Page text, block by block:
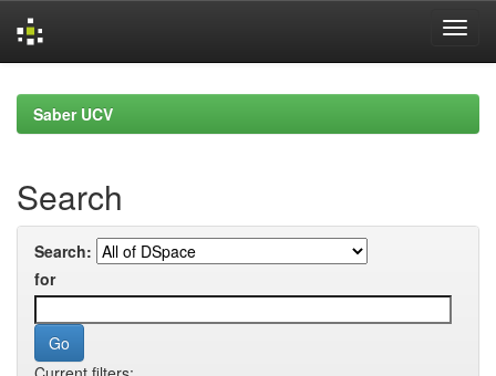
navigationSaber UCV
Search
Search:
for